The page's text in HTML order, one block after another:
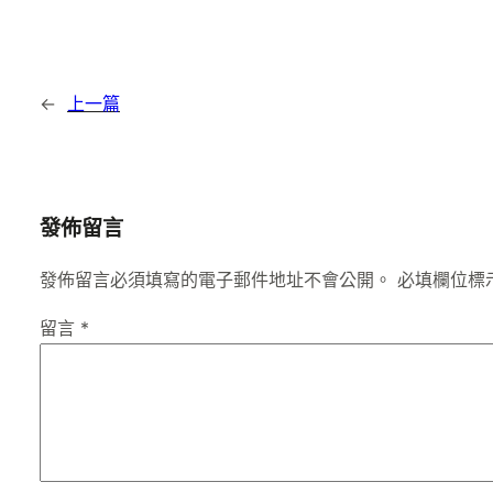
← 上一篇
發佈留言
發佈留言必須填寫的電子郵件地址不會公開。 必填欄位
留言 *